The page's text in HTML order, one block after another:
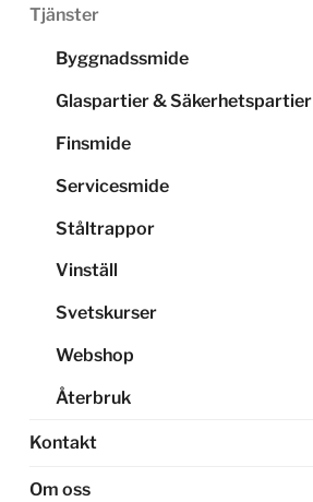
Tjänster
Byggnadssmide
Glaspartier & Säkerhetspartier
Finsmide
Servicesmide
Ståltrappor
Vinställ
Svetskurser
Webshop
Återbruk
Kontakt
Om oss